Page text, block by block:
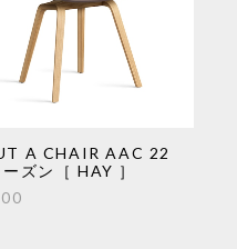
A CHAIR AAC 22
ズン［ HAY ］